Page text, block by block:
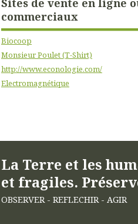
Sites de vente en ligne
commerciaux
Biocoop
Monsieur Poulet (T-Shirt)
http://www.econologie.com/
Electromagnétique
La Terre et les
et fragiles.
OBSERVER - REFLECHIR - AGIR